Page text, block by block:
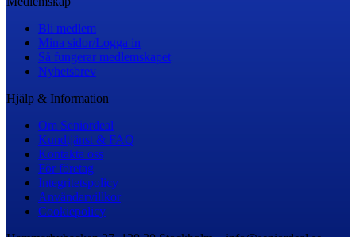
Bli medlem
Mina sidor/Logga in
Så fungerar medlemskapet
Nyhetsbrev
Hjälp & Information
Om Seniordeal
Kundtjänst & FAQ
Kontakta oss
För företag
Integritetspolicy
Användarvillkor
Cookiepolicy